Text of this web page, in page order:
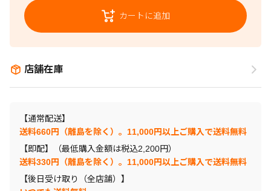
カートに追加
店舗在庫
【通常配送】
送料660円（離島を除く）。11,000円以上ご購入で送料無料
【即配】（最低購入金額は税込2,200円）
送料330円（離島を除く）。11,000円以上ご購入で送料無料
【後日受け取り（全店舗）】